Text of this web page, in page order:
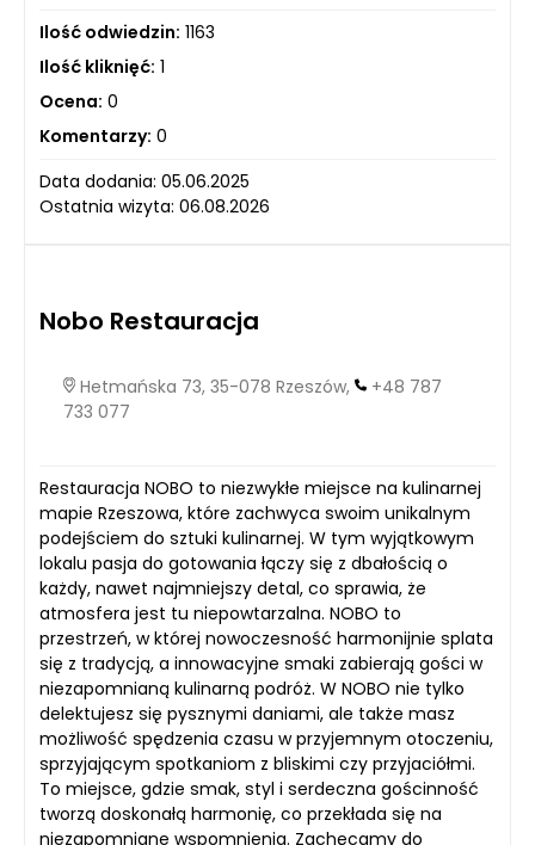
Ilość odwiedzin: 1163
Ilość kliknięć: 1
Ocena: 0
Komentarzy: 0
Data dodania: 05.06.2025
Ostatnia wizyta: 06.08.2026
Nobo Restauracja
Hetmańska 73, 35-078 Rzeszów,
+48 787
733 077
Restauracja NOBO to niezwykłe miejsce na kulinarnej
mapie Rzeszowa, które zachwyca swoim unikalnym
podejściem do sztuki kulinarnej. W tym wyjątkowym
lokalu pasja do gotowania łączy się z dbałością o
każdy, nawet najmniejszy detal, co sprawia, że
atmosfera jest tu niepowtarzalna. NOBO to
przestrzeń, w której nowoczesność harmonijnie splata
się z tradycją, a innowacyjne smaki zabierają gości w
niezapomnianą kulinarną podróż. W NOBO nie tylko
delektujesz się pysznymi daniami, ale także masz
możliwość spędzenia czasu w przyjemnym otoczeniu,
sprzyjającym spotkaniom z bliskimi czy przyjaciółmi.
To miejsce, gdzie smak, styl i serdeczna gościnność
tworzą doskonałą harmonię, co przekłada się na
niezapomniane wspomnienia. Zachęcamy do